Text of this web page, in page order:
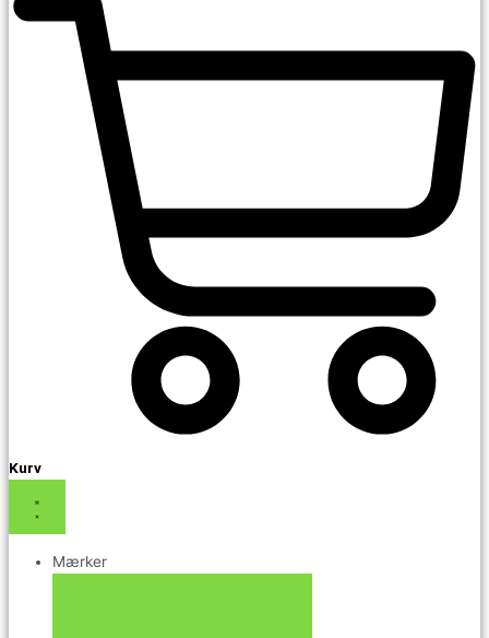
Kurv
Mærker